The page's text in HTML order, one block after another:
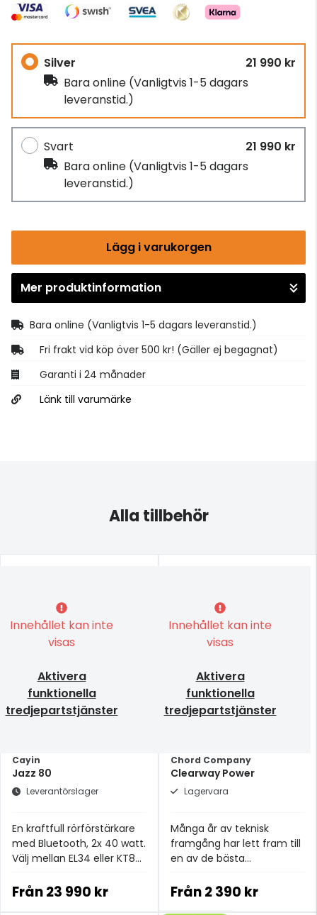
Silver
21 990 kr
Bara online (Vanligtvis 1-5 dagars
leveranstid.)
Svart
21 990 kr
Bara online (Vanligtvis 1-5 dagars
leveranstid.)
Lägg i varukorgen
Gå till kassan
Mer produktinformation
Bara online (Vanligtvis 1-5 dagars leveranstid.)
Fri frakt vid köp över 500 kr! (Gäller ej begagnat)
Garanti i 24 månader
Länk till varumärke
Alla tillbehör
Innehållet kan inte
visas
Aktivera
funktionella
tredjepartstjänster
Cayin
Jazz 80
Leverantörslager
En kraftfull rörförstärkare
med Bluetooth, 2x 40 watt.
Välj mellan EL34 eller KT88
Från23 990 kr
Innehållet kan inte
visas
Aktivera
funktionella
tredjepartstjänster
Chord Company
Clearway Power
Lagervara
Många år av teknisk
framgång har lett fram till
en av de bästa
prisklassen.
Från2 390 kr